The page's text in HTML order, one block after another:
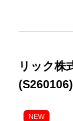
リック株
NEW